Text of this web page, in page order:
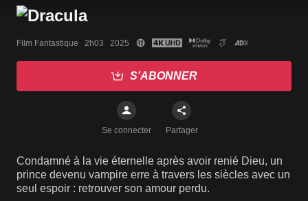
Film Fantastique   2h03   2025
S'ABONNER
Se connecter Partager
Condamné à la vie éternelle après avoir renié Dieu, un
prince devenu vampire erre à travers les siècles avec un
seul espoir : retrouver son amour perdu.